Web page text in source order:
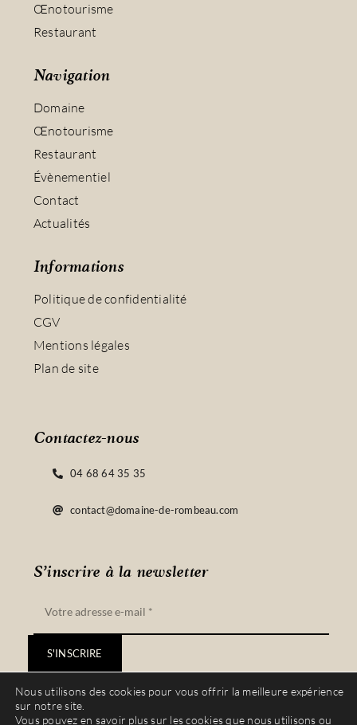
Œnotourisme
Restaurant
Navigation
Domaine
Œnotourisme
Restaurant
Évènementiel
Contact
Actualités
Informations
Politique de confidentialité
CGV
Mentions légales
Plan de site
S’inscrire à la newsletter
S'INSCRIRE
Contactez-nous
04 68 64 35 35
contact@domaine-de-rombeau.com
Nous utilisons des cookies pour vous offrir la meilleure expérience
sur notre site.
Vous pouvez en savoir plus sur les cookies que nous utilisons ou